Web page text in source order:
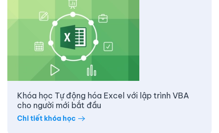
Khóa học Tự động hóa Excel với lập trình VBA
cho người mới bắt đầu
Chi tiết khóa học